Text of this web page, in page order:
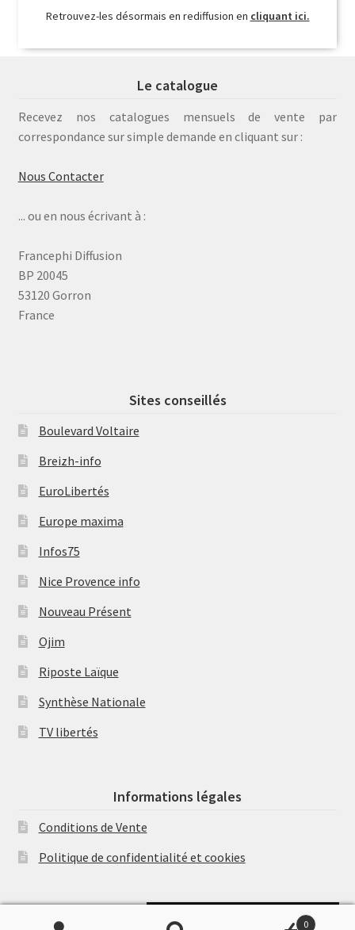
Retrouvez-les désormais en rediffusion en cliquant ici.
Le catalogue
Recevez nos catalogues mensuels de vente par
correspondance sur simple demande en cliquant sur :
Nous Contacter
... ou en nous écrivant à :
Francephi Diffusion
BP 20045
53120 Gorron
France
Sites conseillés
Boulevard Voltaire
Breizh-info
EuroLibertés
Europe maxima
Infos75
Nice Provence info
Nouveau Présent
Ojim
Riposte Laïque
Synthèse Nationale
TV libertés
Informations légales
Conditions de Vente
Politique de confidentialité et cookies
0
Soutenir Philippe Randa